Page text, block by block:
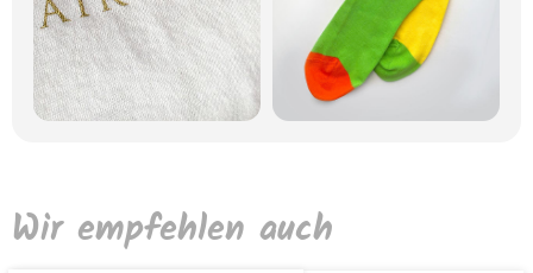
Wir empfehlen auch